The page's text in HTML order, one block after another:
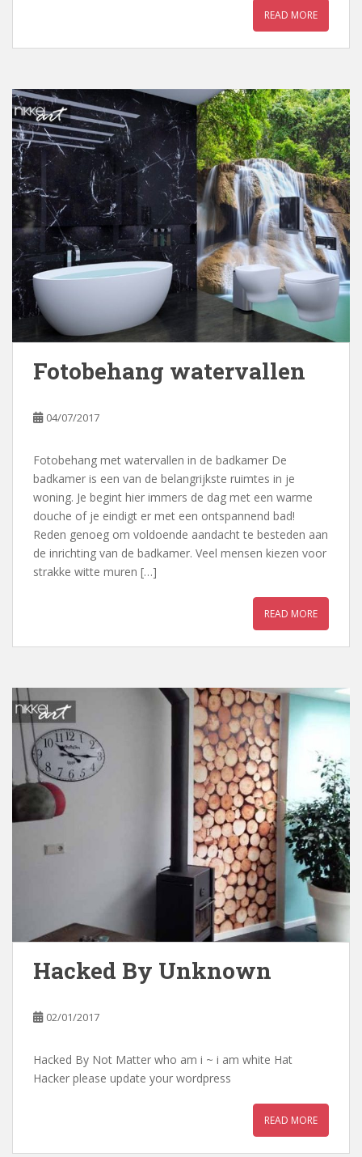
READ MORE
Fotobehang watervallen
04/07/2017
Fotobehang met watervallen in de badkamer De
badkamer is een van de belangrijkste ruimtes in je
woning. Je begint hier immers de dag met een warme
douche of je eindigt er met een ontspannend bad!
Reden genoeg om voldoende aandacht te besteden aan
de inrichting van de badkamer. Veel mensen kiezen voor
strakke witte muren […]
READ MORE
Hacked By Unknown
02/01/2017
Hacked By Not Matter who am i ~ i am white Hat
Hacker please update your wordpress
READ MORE